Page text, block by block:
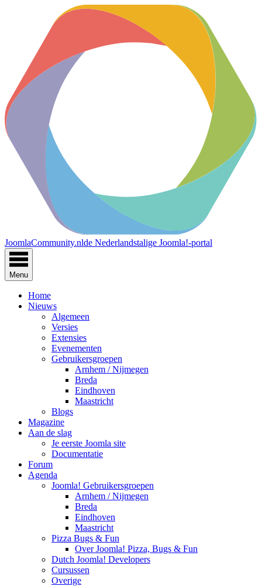
JoomlaCommunity.nlde Nederlandstalige Joomla!-portal
Menu
Home
Nieuws
Algemeen
Versies
Extensies
Evenementen
Gebruikersgroepen
Arnhem / Nijmegen
Breda
Eindhoven
Maastricht
Blogs
Magazine
Aan de slag
Je eerste Joomla site
Documentatie
Forum
Agenda
Joomla! Gebruikersgroepen
Arnhem / Nijmegen
Breda
Eindhoven
Maastricht
Pizza Bugs & Fun
Over Joomla! Pizza, Bugs & Fun
Dutch Joomla! Developers
Cursussen
Overige